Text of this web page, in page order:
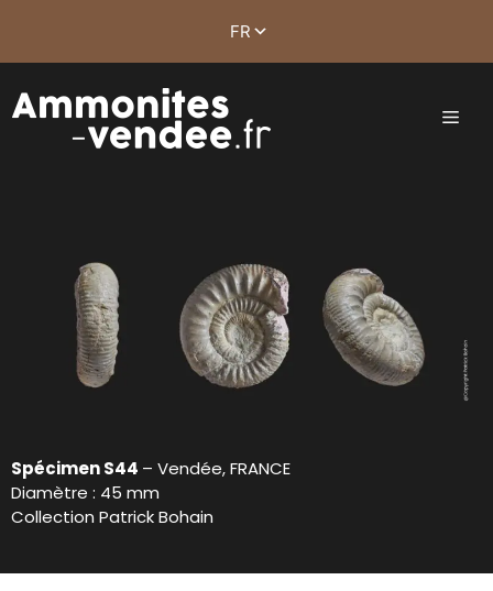
Spécimen S44 – Vendée, FRANCE
Diamètre : 45 mm
Collection Patrick Bohain